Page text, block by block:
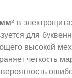
в
для
высокой
четкость